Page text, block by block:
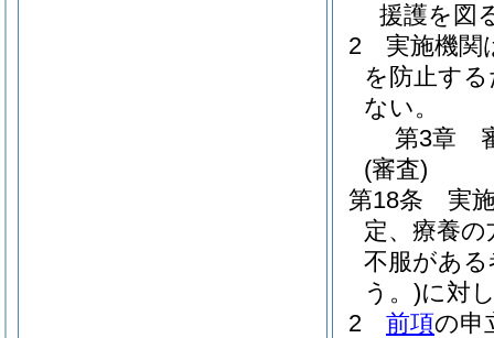
援護を図
2
実施機関
を防止す
ない。
第3章
(審査)
第18条
実
定、療養
不服がある
う。)に対
2
前項の申